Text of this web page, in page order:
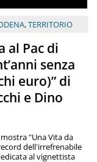
,TERRITORIO
al Pac di
senza
euro)” di
e Dino
"Una Vita da
dell'irrefrenabile
al vignettista